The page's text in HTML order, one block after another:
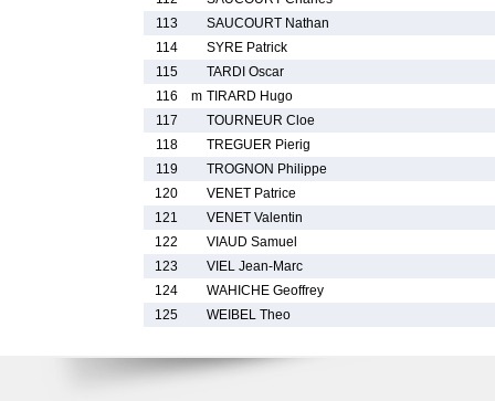
113
SAUCOURT Nathan
114
SYRE Patrick
115
TARDI Oscar
116
m TIRARD Hugo
117
TOURNEUR Cloe
118
TREGUER Pierig
119
TROGNON Philippe
120
VENET Patrice
121
VENET Valentin
122
VIAUD Samuel
123
VIEL Jean-Marc
124
WAHICHE Geoffrey
125
WEIBEL Theo